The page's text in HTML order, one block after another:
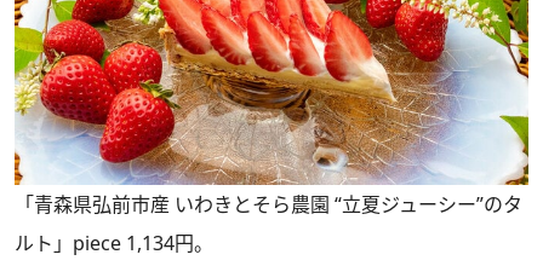
「青森県弘前市産 いわきとそら農園 “立夏ジューシー”のタ
ルト」piece 1,134円。